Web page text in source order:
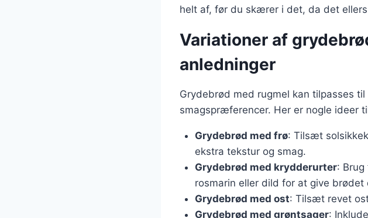
helt af, før du skærer i det, da det
Variationer af
anledninger
Grydebrød med rugmel kan tilpasses
smagspræferencer. Her er nogle ideer
Grydebrød med frø: Tilsæt
ekstra tekstur og smag.
Grydebrød med krydderurter: Brug
rosmarin eller dild for at give brødet
Grydebrød med ost: Tilsæt revet
Grydebrød med grøntsager: